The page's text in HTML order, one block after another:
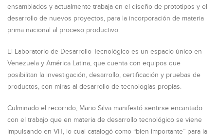
ensamblados y actualmente trabaja en el diseño de prototipos y el
desarrollo de nuevos proyectos, para la incorporación de materia
prima nacional al proceso productivo.
El Laboratorio de Desarrollo Tecnológico es un espacio único en
Venezuela y América Latina, que cuenta con equipos que
posibilitan la investigación, desarrollo, certificación y pruebas de
productos, con miras al desarrollo de tecnologías propias.
Culminado el recorrido, Mario Silva manifestó sentirse encantado
con el trabajo que en materia de desarrollo tecnológico se viene
impulsando en VIT, lo cual catalogó como “bien importante” para la